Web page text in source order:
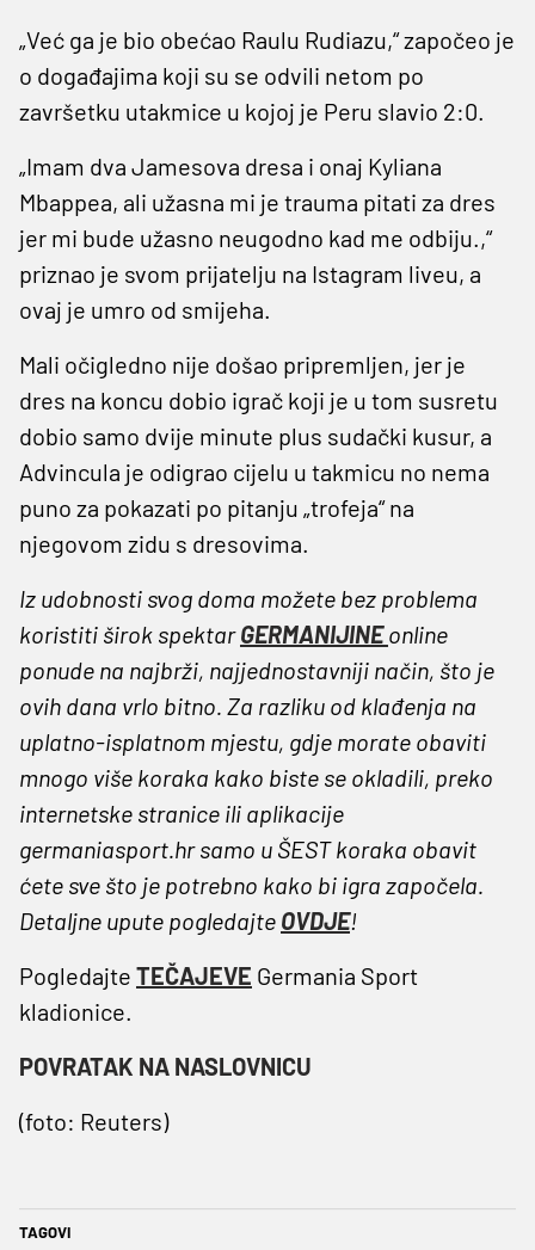
„Već ga je bio obećao Raulu Rudiazu,“ započeo je
o događajima koji su se odvili netom po
završetku utakmice u kojoj je Peru slavio 2:0.
„Imam dva Jamesova dresa i onaj Kyliana
Mbappea, ali užasna mi je trauma pitati za dres
jer mi bude užasno neugodno kad me odbiju.,“
priznao je svom prijatelju na Istagram liveu, a
ovaj je umro od smijeha.
Mali očigledno nije došao pripremljen, jer je
dres na koncu dobio igrač koji je u tom susretu
dobio samo dvije minute plus sudački kusur, a
Advincula je odigrao cijelu u takmicu no nema
puno za pokazati po pitanju „trofeja“ na
njegovom zidu s dresovima.
Iz udobnosti svog doma možete bez problema
koristiti širok spektarGERMANIJINEonline
ponude na najbrži, najjednostavniji način, što je
ovih dana vrlo bitno. Za razliku od klađenja na
uplatno-isplatnom mjestu, gdje morate obaviti
mnogo više koraka kako biste se okladili, preko
internetske stranice ili aplikacije
germaniasport.hr samo u ŠEST koraka obavit
ćete sve što je potrebno kako bi igra započela.
Detaljne upute pogledajte OVDJE!
Pogledajte TEČAJEVE Germania Sport
kladionice.
POVRATAK NA NASLOVNICU
(foto: Reuters)
TAGOVI